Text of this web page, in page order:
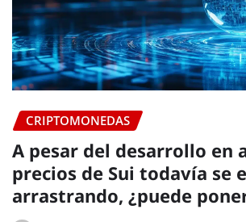
CRIPTOMONEDAS
A pesar del desarrollo en
precios de Sui todavía se
arrastrando, ¿puede